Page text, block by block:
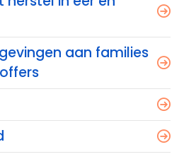
aan families